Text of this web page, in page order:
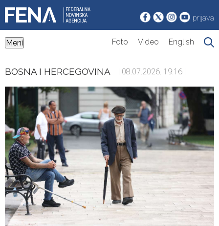
prijava
Meni Foto Video English
BOSNA I HERCEGOVINA | 08.07.2026. 19:16 |